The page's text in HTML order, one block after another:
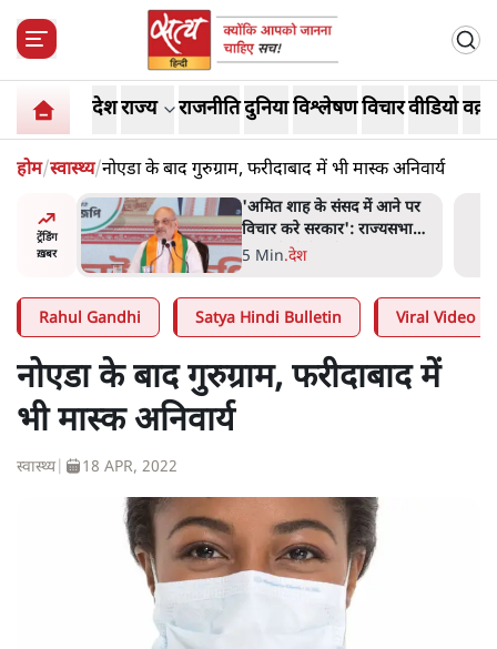
देशराज्य राजनीतिदुनियाविश्लेषणविचारवीडियो
होम/स्वास्थ्य/नोएडा के बाद गुरुग्राम, फरीदाबाद में भी मास्क अनिवार्य
ट्रेंडिंग
ख़बर
शाह के ख़िलाफ़ संसद में विपक्ष का
मार्च, 'गृह मंत्री मुंह छुपा रहे हैं
क्योंकि वो छात्रों के गुनहगार हैं'
5 Min.देश
Rahul Gandhi Satya Hindi Bulletin Viral Video
नोएडा के बाद गुरुग्राम, फरीदाबाद में
भी मास्क अनिवार्य
स्वास्थ्य| 18 APR, 2022